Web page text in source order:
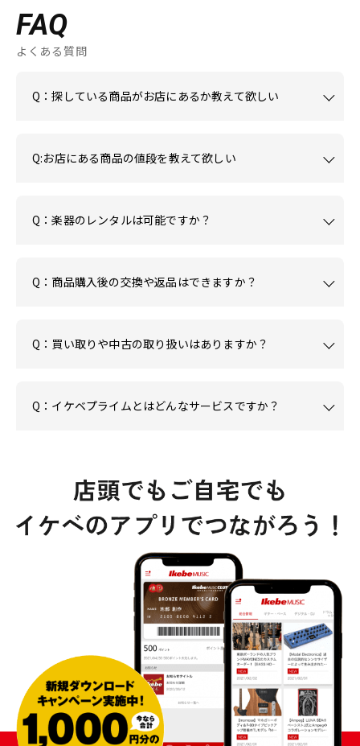
FAQ
よくある質問
Q：探している商品がお店にあるか教えて欲しい
Q:お店にある商品の値段を教えて欲しい
Q：楽器のレンタルは可能ですか？
Q：商品購入後の交換や返品はできますか？
Q：買い取りや中古の取り扱いはありますか？
Q：イケベプライムとはどんなサービスですか？